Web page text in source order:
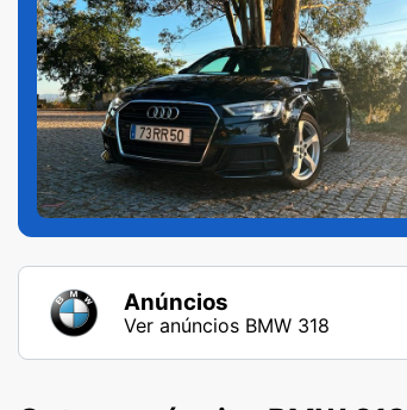
Anúncios
Ver anúncios BMW 318